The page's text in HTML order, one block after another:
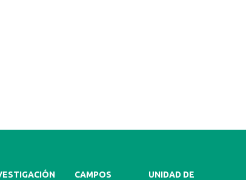
CAMPOS
UNIDAD DE